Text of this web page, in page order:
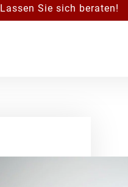
Lassen Sie sich beraten!